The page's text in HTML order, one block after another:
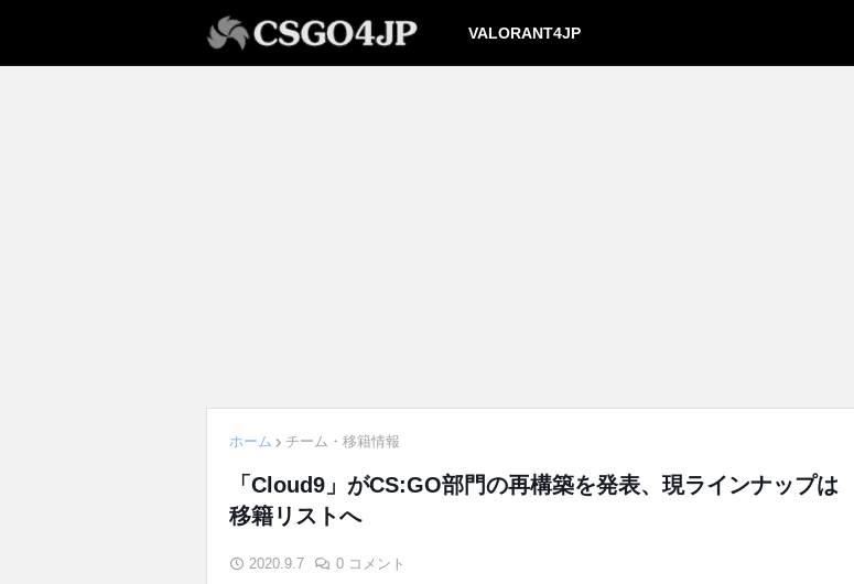
VALORANT4JP
ホーム チーム・移籍情報
「Cloud9」がCS:GO部門の再構築を発表、現ラインナップは
移籍リストへ
2020.9.7 0 コメント